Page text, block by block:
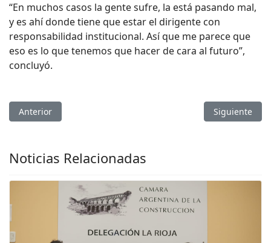
“En muchos casos la gente sufre, la está pasando mal,
y es ahí donde tiene que estar el dirigente con
responsabilidad institucional. Así que me parece que
eso es lo que tenemos que hacer de cara al futuro”,
concluyó.
Artículo anterior: Para Puy Soria urge encontrar soluciones
Anterior Artículo
Siguiente
Noticias Relacionadas